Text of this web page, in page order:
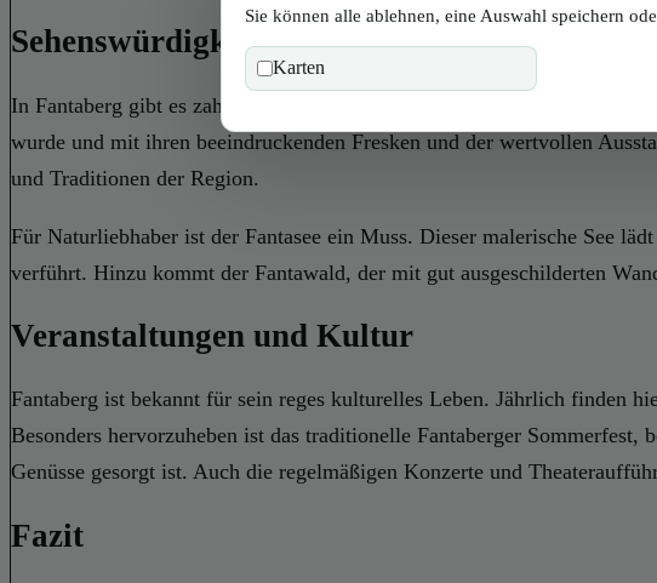
Sehenswürdigkeiten und Attraktionen
In Fantaberg gibt es zahlreiche Sehenswürdigkeiten, die Besucher
wurde und mit ihren beeindruckenden Fresken und der wertvollen
und Traditionen der Region.
Für Naturliebhaber ist der Fantasee ein Muss. Dieser malerische See
verführt. Hinzu kommt der Fantawald, der mit gut ausgeschilderten
Veranstaltungen und Kultur
Fantaberg ist bekannt für sein reges kulturelles Leben. Jährlich finden
Besonders hervorzuheben ist das traditionelle Fantaberger
Genüsse gesorgt ist. Auch die regelmäßigen Konzerte und
Fazit
Sie können alle ablehnen, eine Auswahl speichern
Karten